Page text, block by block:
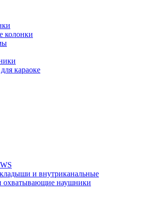
колонки
караоке
и внутриканальные
охватывающие наушники